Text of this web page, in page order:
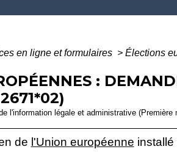
en ligne et formulaires > Élections
:
l'information légale et administrative (Première
de l'Union européenne